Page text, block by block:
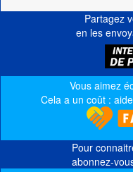
Partagez
en les
Vous aimez
Cela a un coût :
Pour
abonnez-